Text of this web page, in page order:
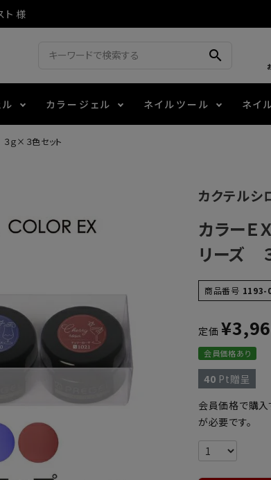
ト 様
search
カラージェル
ア
ニ
エ
ネイルツール
容
ネイ
そ
ｇ×３色セット
カクテルシ
カラーＥ
リーズ
商品番号 1193-
定価 ¥
会員価格あり
40 Pt贈呈
会員価格で購入
が必要です。